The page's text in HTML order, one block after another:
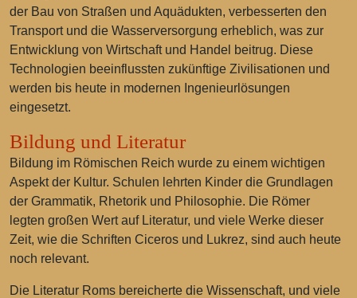
der Bau von Straßen und Aquädukten, verbesserten den
Transport und die Wasserversorgung erheblich, was zur
Entwicklung von Wirtschaft und Handel beitrug. Diese
Technologien beeinflussten zukünftige Zivilisationen und
werden bis heute in modernen Ingenieurlösungen
eingesetzt.
Bildung und Literatur
Bildung im Römischen Reich wurde zu einem wichtigen
Aspekt der Kultur. Schulen lehrten Kinder die Grundlagen
der Grammatik, Rhetorik und Philosophie. Die Römer
legten großen Wert auf Literatur, und viele Werke dieser
Zeit, wie die Schriften Ciceros und Lukrez, sind auch heute
noch relevant.
Die Literatur Roms bereicherte die Wissenschaft, und viele